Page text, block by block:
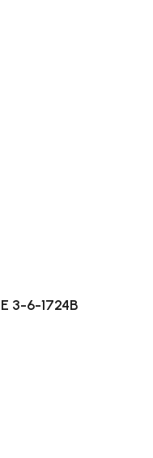
3-6-1724B